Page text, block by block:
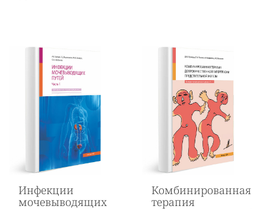
Инфекции
мочевыводящих
Комбинированная
терапия